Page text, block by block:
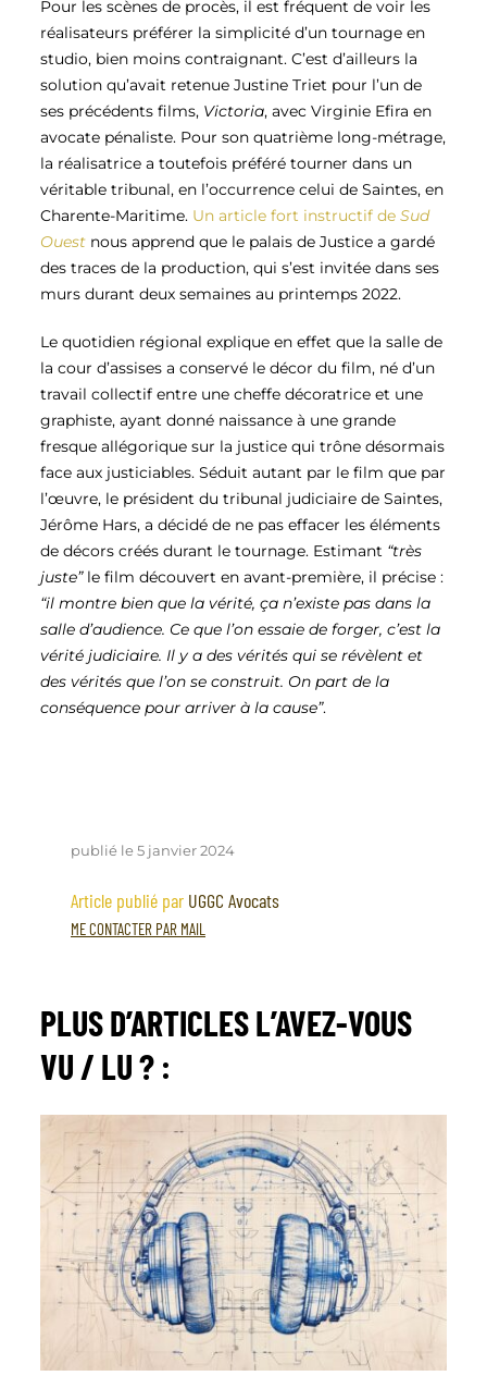
Pour les scènes de procès, il est fréquent de voir les
réalisateurs préférer la simplicité d’un tournage en
studio, bien moins contraignant. C’est d’ailleurs la
solution qu’avait retenue Justine Triet pour l’un de
ses précédents films, Victoria, avec Virginie Efira en
avocate pénaliste. Pour son quatrième long-métrage,
la réalisatrice a toutefois préféré tourner dans un
véritable tribunal, en l’occurrence celui de Saintes, en
Charente-Maritime. Un article fort instructif de Sud
Ouest nous apprend que le palais de Justice a gardé
des traces de la production, qui s’est invitée dans ses
murs durant deux semaines au printemps 2022.
Le quotidien régional explique en effet que la salle de
la cour d’assises a conservé le décor du film, né d’un
travail collectif entre une cheffe décoratrice et une
graphiste, ayant donné naissance à une grande
fresque allégorique sur la justice qui trône désormais
face aux justiciables. Séduit autant par le film que par
l’œuvre, le président du tribunal judiciaire de Saintes,
Jérôme Hars, a décidé de ne pas effacer les éléments
de décors créés durant le tournage. Estimant “très
juste”le film découvert en avant-première, il précise :
“il montre bien que la vérité, ça n’existe pas dans la
salle d’audience. Ce que l’on essaie de forger, c’est la
vérité judiciaire. Il y a des vérités qui se révèlent et
des vérités que l’on se construit. On part de la
conséquence pour arriver à la cause”.
publié le 5 janvier 2024
Article publié par UGGC Avocats
ME CONTACTER PAR MAIL
PLUS D’ARTICLESL’AVEZ-VOUS
VU / LU ? :